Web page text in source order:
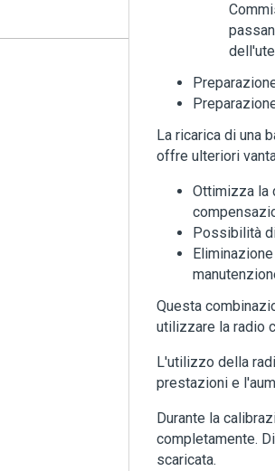
La ricarica di una
offre ulteriori
Ottimizza la
Possibilità
Questa
utilizzare la radio
L'utilizzo della
prestazioni e
Durante la
completamente.
scaricata.